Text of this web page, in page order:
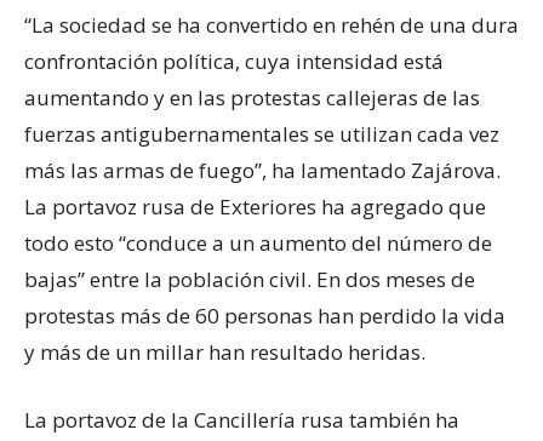
“La sociedad se ha convertido en rehén de una dura
confrontación política, cuya intensidad está
aumentando y en las protestas callejeras de las
fuerzas antigubernamentales se utilizan cada vez
más las armas de fuego”, ha lamentado Zajárova.
La portavoz rusa de Exteriores ha agregado que
todo esto “conduce a un aumento del número de
bajas” entre la población civil. En dos meses de
protestas más de 60 personas han perdido la vida
y más de un millar han resultado heridas.
La portavoz de la Cancillería rusa también ha